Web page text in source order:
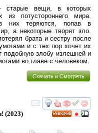
старые вещи, в которых
из потустороннего мира.
них теряются, попав в
а некоторые творят зло.
брата и сестру после
и с тех пор хочет их
подобную злобу излешней и
во главе с человеком.
Скачать и Смотреть
смотреть
(2023)